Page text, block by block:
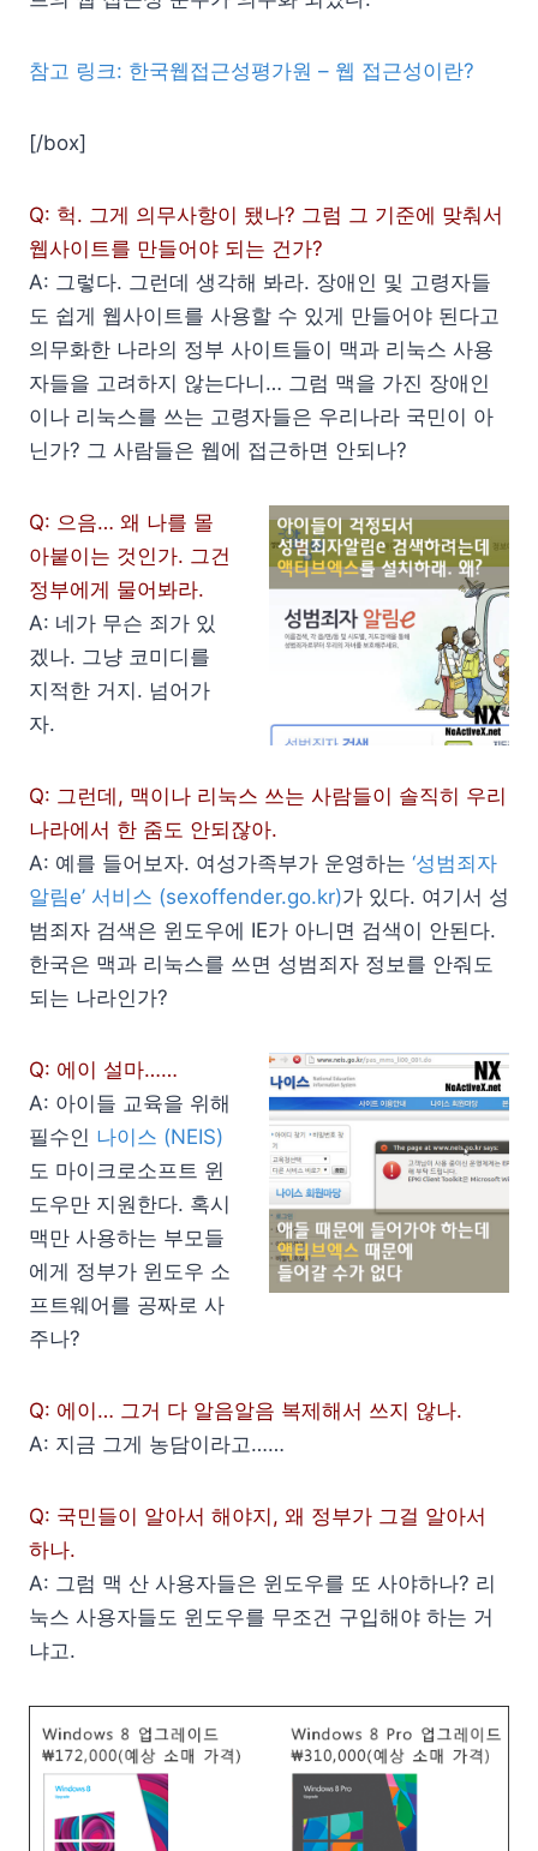
참고 링크: 한국웹접근성평가원 – 웹 접근성이란?
[/box]
Q: 헉. 그게 의무사항이 됐나? 그럼 그 기준에 맞춰서
웹사이트를 만들어야 되는 건가?
A: 그렇다. 그런데 생각해 봐라. 장애인 및 고령자들
도 쉽게 웹사이트를 사용할 수 있게 만들어야 된다고
의무화한 나라의 정부 사이트들이 맥과 리눅스 사용
자들을 고려하지 않는다니… 그럼 맥을 가진 장애인
이나 리눅스를 쓰는 고령자들은 우리나라 국민이 아
닌가? 그 사람들은 웹에 접근하면 안되나?
Q: 으음… 왜 나를 몰
아붙이는 것인가. 그건
정부에게 물어봐라.
A: 네가 무슨 죄가 있
겠나. 그냥 코미디를
지적한 거지. 넘어가
자.
Q: 그런데, 맥이나 리눅스 쓰는 사람들이 솔직히 우리
나라에서 한 줌도 안되잖아.
A: 예를 들어보자. 여성가족부가 운영하는 ‘성범죄자
알림e’ 서비스 (sexoffender.go.kr)가 있다. 여기서 성
범죄자 검색은 윈도우에 IE가 아니면 검색이 안된다.
한국은 맥과 리눅스를 쓰면 성범죄자 정보를 안줘도
되는 나라인가?
Q: 에이 설마……
A: 아이들 교육을 위해
필수인 나이스 (NEIS)
도 마이크로소프트 윈
도우만 지원한다. 혹시
맥만 사용하는 부모들
에게 정부가 윈도우 소
프트웨어를 공짜로 사
주나?
Q: 에이… 그거 다 알음알음 복제해서 쓰지 않나.
A: 지금 그게 농담이라고……
Q: 국민들이 알아서 해야지, 왜 정부가 그걸 알아서
하나.
A: 그럼 맥 산 사용자들은 윈도우를 또 사야하나? 리
눅스 사용자들도 윈도우를 무조건 구입해야 하는 거
냐고.